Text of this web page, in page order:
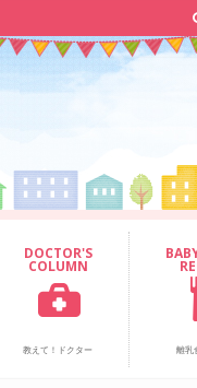
DOCTOR'S
COLUMN
教えて！ドクター 離乳